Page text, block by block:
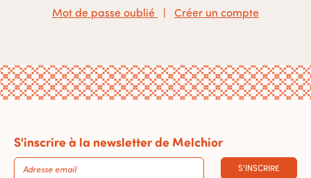
Mot de passe oublié Créer un compte
S'inscrire à la newsletter de Melchior
S'INSCRIRE